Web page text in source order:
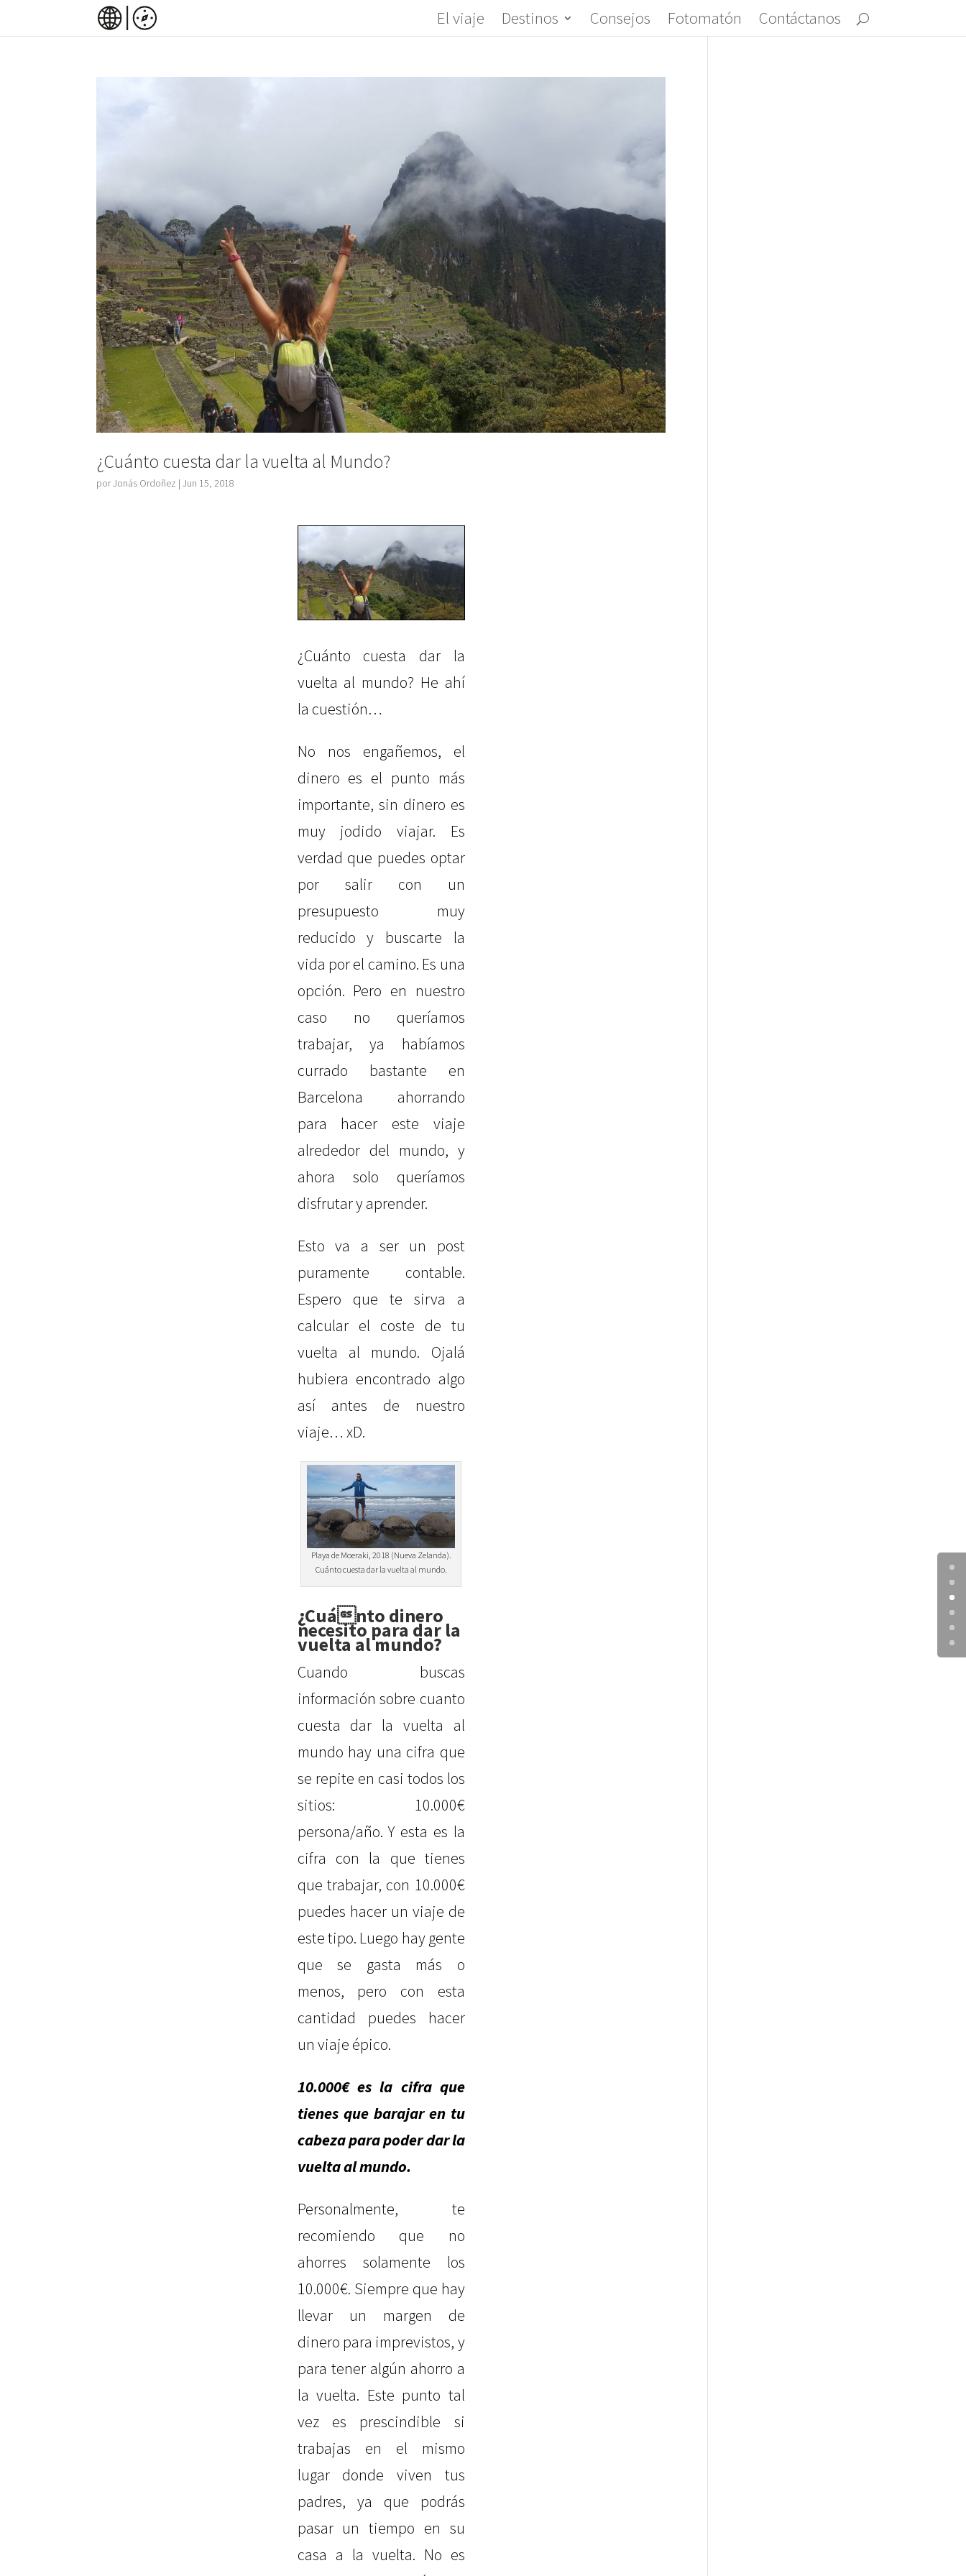
El viaje Destinos Consejos Fotomatón Contáctanos
¿Cuánto cuesta dar la vuelta al Mundo?
porJonás Ordoñez |Jun 15, 2018
¿Cuánto cuesta dar la
vuelta al mundo? He ahí
la cuestión…
No nos engañemos, el
dinero es el punto más
importante, sin dinero es
muy jodido viajar. Es
verdad que puedes optar
por salir con un
presupuesto muy
reducido y buscarte la
vida por el camino. Es una
opción. Pero en nuestro
caso no queríamos
trabajar, ya habíamos
currado bastante en
Barcelona ahorrando
para hacer este viaje
alrededor del mundo, y
ahora solo queríamos
disfrutar y aprender.
Esto va a ser un post
puramente contable.
Espero que te sirva a
calcular el coste de tu
vuelta al mundo. Ojalá
hubiera encontrado algo
así antes de nuestro
viaje… xD.
Playa de Moeraki, 2018 (Nueva Zelanda).
Cuánto cuesta dar la vuelta al mundo.
¿Cuánto dinero
necesito para dar la
vuelta al mundo?
Cuando buscas
información sobre cuanto
cuesta dar la vuelta al
mundo hay una cifra que
se repite en casi todos los
sitios: 10.000€
persona/año. Y esta es la
cifra con la que tienes
que trabajar, con 10.000€
puedes hacer un viaje de
este tipo. Luego hay gente
que se gasta más o
menos, pero con esta
cantidad puedes hacer
un viaje épico.
10.000€ es la cifra que
tienes que barajar en tu
cabeza para poder dar la
vuelta al mundo.
Personalmente, te
recomiendo que no
ahorres solamente los
10.000€. Siempre que hay
llevar un margen de
dinero para imprevistos, y
para tener algún ahorro a
la vuelta. Este punto tal
vez es prescindible si
trabajas en el mismo
lugar donde viven tus
padres, ya que podrás
pasar un tiempo en su
casa a la vuelta. No es